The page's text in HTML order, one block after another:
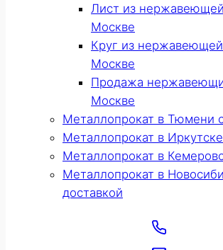
Лист из
Москве
Круг из
Москве
Продажа
Москве
Металлопрокат в Тюмени
Металлопрокат в
Металлопрокат в
Металлопрокат в
доставкой